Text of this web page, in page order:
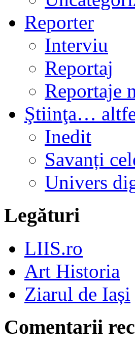
Reporter
Interviu
Reportaj
Reportaje
Ştiinţa…
Inedit
Savanți
Univers
Legături
LIIS.ro
Art Historia
Ziarul de Iași
Comentarii